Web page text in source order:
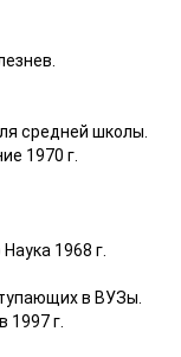
средней школы.
1970 г.
1968 г.
в ВУЗы.
1997 г.